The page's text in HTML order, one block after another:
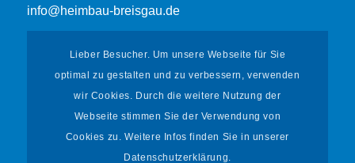
info@heimbau-breisgau.de
Informationen
Lieber Besucher. Um unsere Webseite für Sie
optimal zu gestalten und zu verbessern, verwenden
wir Cookies. Durch die weitere Nutzung der
Webseite stimmen Sie der Verwendung von
Cookies zu. Weitere Infos finden Sie in unserer
Datenschutzerklärung.